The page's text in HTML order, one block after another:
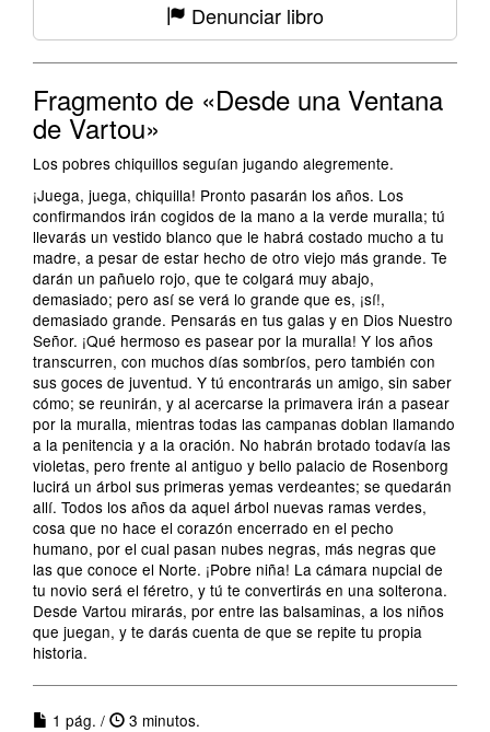
Denunciar libro
Fragmento de «Desde una Ventana
de Vartou»
Los pobres chiquillos seguían jugando alegremente.
¡Juega, juega, chiquilla! Pronto pasarán los años. Los
confirmandos irán cogidos de la mano a la verde muralla; tú
llevarás un vestido blanco que le habrá costado mucho a tu
madre, a pesar de estar hecho de otro viejo más grande. Te
darán un pañuelo rojo, que te colgará muy abajo,
demasiado; pero así se verá lo grande que es, ¡sí!,
demasiado grande. Pensarás en tus galas y en Dios Nuestro
Señor. ¡Qué hermoso es pasear por la muralla! Y los años
transcurren, con muchos días sombríos, pero también con
sus goces de juventud. Y tú encontrarás un amigo, sin saber
cómo; se reunirán, y al acercarse la primavera irán a pasear
por la muralla, mientras todas las campanas doblan llamando
a la penitencia y a la oración. No habrán brotado todavía las
violetas, pero frente al antiguo y bello palacio de Rosenborg
lucirá un árbol sus primeras yemas verdeantes; se quedarán
allí. Todos los años da aquel árbol nuevas ramas verdes,
cosa que no hace el corazón encerrado en el pecho
humano, por el cual pasan nubes negras, más negras que
las que conoce el Norte. ¡Pobre niña! La cámara nupcial de
tu novio será el féretro, y tú te convertirás en una solterona.
Desde Vartou mirarás, por entre las balsaminas, a los niños
que juegan, y te darás cuenta de que se repite tu propia
historia.
1 pág. /
3 minutos.